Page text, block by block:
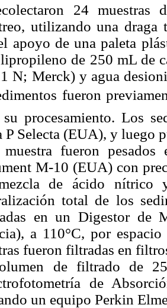
24 muestras
utilizando una
apoyo de una paleta
de 250 mL de
N; Merck) y agua
fueron
su procesamiento. Los
P Selecta (EUA), y luego
fueron pesados
M-10 (EUA) con
de ácido nítrico
total de los
en un Digestor de
a 110°C, por
fueron filtradas en
de filtrado de
de
un equipo Perkin